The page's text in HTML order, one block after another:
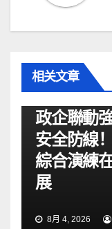
相关文章
政企聯動
安全防線
綜合演練
展
8月 4, 2026